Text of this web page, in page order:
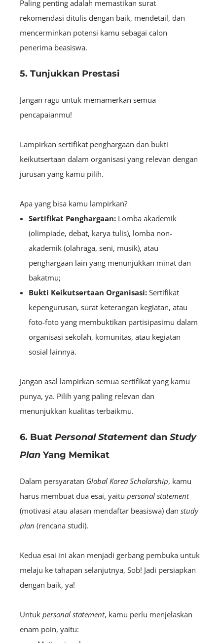
Paling penting adalah memastikan surat
rekomendasi ditulis dengan baik, mendetail, dan
mencerminkan potensi kamu sebagai calon
penerima beasiswa.
5. Tunjukkan Prestasi
Jangan ragu untuk memamerkan semua
pencapaianmu!
Lampirkan sertifikat penghargaan dan bukti
keikutsertaan dalam organisasi yang relevan dengan
jurusan yang kamu pilih.
Apa yang bisa kamu lampirkan?
Sertifikat Penghargaan: Lomba akademik
(olimpiade, debat, karya tulis), lomba non-
akademik (olahraga, seni, musik), atau
penghargaan lain yang menunjukkan minat dan
bakatmu;
Bukti Keikutsertaan Organisasi: Sertifikat
kepengurusan, surat keterangan kegiatan, atau
foto-foto yang membuktikan partisipasimu dalam
organisasi sekolah, komunitas, atau kegiatan
sosial lainnya.
Jangan asal lampirkan semua sertifikat yang kamu
punya, ya. Pilih yang paling relevan dan
menunjukkan kualitas terbaikmu.
6. Buat Personal Statement dan Study
Plan Yang Memikat
Dalam persyaratan Global Korea Scholarship, kamu
harus membuat dua esai, yaitu personal statement
(motivasi atau alasan mendaftar beasiswa) dan study
plan (rencana studi).
Kedua esai ini akan menjadi gerbang pembuka untuk
melaju ke tahapan selanjutnya, Sob! Jadi persiapkan
dengan baik, ya!
Untuk personal statement, kamu perlu menjelaskan
enam poin, yaitu: